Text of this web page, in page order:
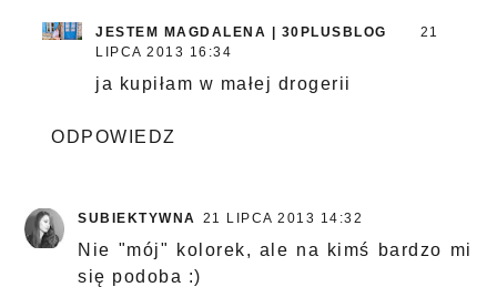
JESTEM MAGDALENA | 30PLUSBLOG
21
LIPCA 2013 16:34
ja kupiłam w małej drogerii
ODPOWIEDZ
SUBIEKTYWNA 21 LIPCA 2013 14:32
Nie "mój" kolorek, ale na kimś bardzo mi
się podoba :)